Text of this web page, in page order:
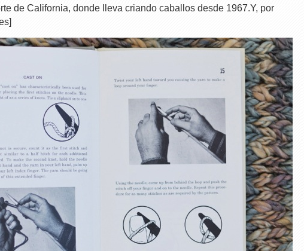
de California, donde lleva criando caballos desde 1967.Y, por